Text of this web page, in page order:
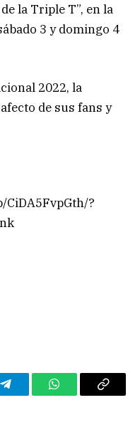
la Triple T”, en la
3 y domingo 4
2022, la
de sus fans y
CiDA5FvpGth/?
TelegramWhatsAppCopy